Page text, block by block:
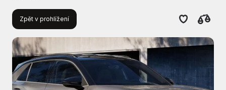
Zpět v prohlížení